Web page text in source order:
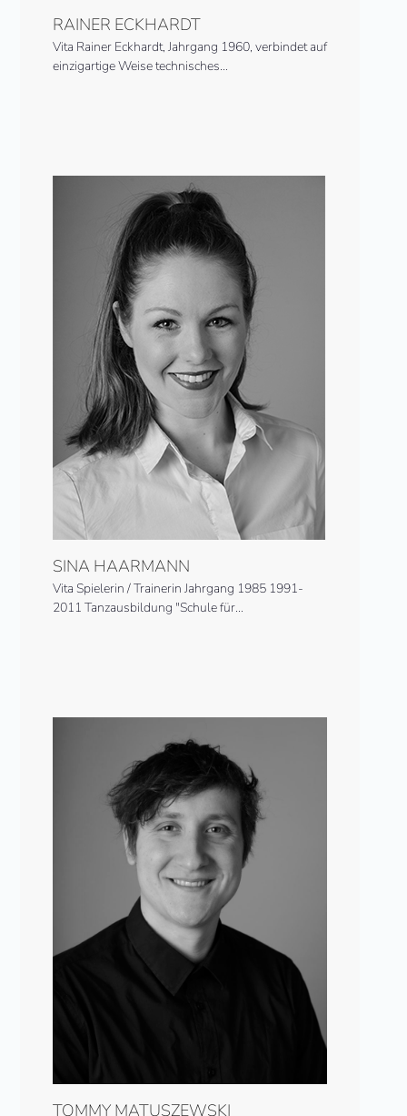
RAINER ECKHARDT
Vita Rainer Eckhardt, Jahrgang 1960, verbindet auf
einzigartige Weise technisches…
SINA HAARMANN
Vita Spielerin / Trainerin Jahrgang 1985 1991-
2011 Tanzausbildung "Schule für…
TOMMY MATUSZEWSKI